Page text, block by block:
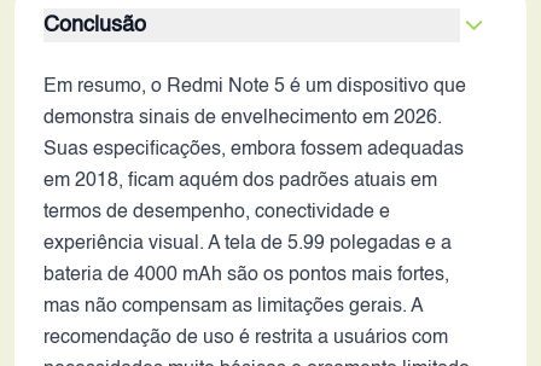
Conclusão
Em resumo, o Redmi Note 5 é um dispositivo que
demonstra sinais de envelhecimento em 2026.
Suas especificações, embora fossem adequadas
em 2018, ficam aquém dos padrões atuais em
termos de desempenho, conectividade e
experiência visual. A tela de 5.99 polegadas e a
bateria de 4000 mAh são os pontos mais fortes,
mas não compensam as limitações gerais. A
recomendação de uso é restrita a usuários com